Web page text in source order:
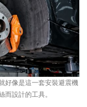
好像是這一套安裝避震機
設計的工具。